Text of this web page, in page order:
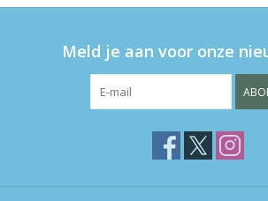
Meld je aan voor onze